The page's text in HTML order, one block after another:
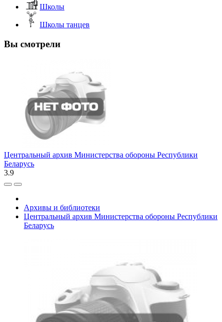
Школы
Школы танцев
Вы смотрели
Центральный архив Министерства обороны Республики
Беларусь
3.9
Архивы и библиотеки
Центральный архив Министерства обороны Республики
Беларусь